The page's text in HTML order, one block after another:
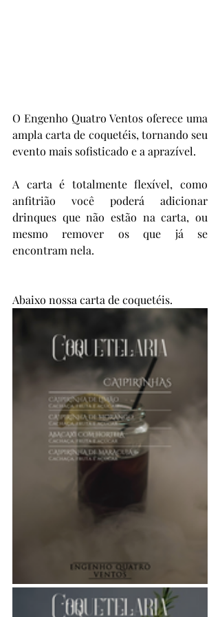
O Engenho Quatro Ventos oferece uma
ampla carta de coquetéis, tornando seu
evento mais sofisticado e a aprazível.
A carta é totalmente flexível, como
anfitrião você poderá adicionar
drinques que não estão na carta, ou
mesmo remover os que já se
encontram nela.
Abaixo nossa carta de coquetéis.